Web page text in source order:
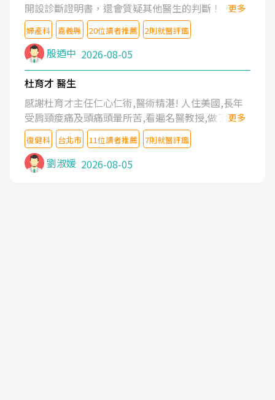
開設診斷證明書，還會質疑其他醫生的判斷！
更多
婦產科 嘉義縣 20位讀者推薦 2則就醫評鑑
殷迺中 2026-08-05
杜育才 醫生
感謝杜育才主任仁心仁術,醫術精湛! 人住美國,長年
受肩頸痠痛及頭痛頭暈所苦,看遍名醫教授,做了各種
檢查,也嘗試過西醫打針,中醫針灸及物理徒手治療都
沒有用,後來連吃到嗎啡類止痛藥都效果有限,只是壓
症狀,沒多久就痛起來,多年失眠嚴重影響生活品質.
台灣親友介紹忠孝醫院杜育才主任是頸頭症候群專
更多
復健科 台北市 11位讀者推薦 7則就醫評鑑
劉淑媛 2026-08-05